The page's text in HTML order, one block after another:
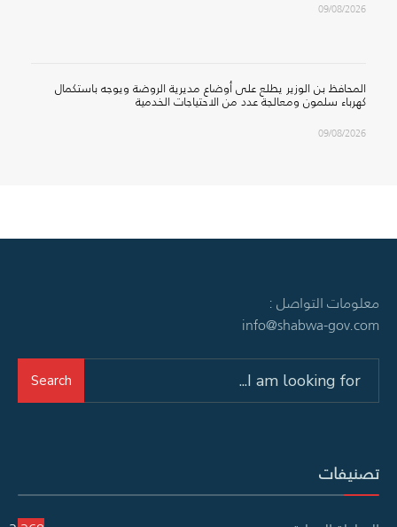
09/08/2026
المحافظ بن الوزير يطلع على أوضاع مديرية الروضة ويوجه باستكمال
كهرباء سلمون ومعالجة عدد من الاحتياجات الخدمية
09/08/2026
معلومات التواصل :
info@shabwa-gov.com
Search
تصنيفات